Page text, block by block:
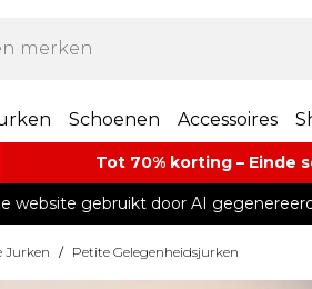
Schoenen Accessoires
Tot 70% korting – Einde
website gebruikt door AI
Jurken / Petite Gelegenheidsjurken